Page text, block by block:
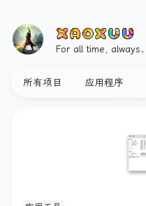
For all time, always.
所有项目 应用程序